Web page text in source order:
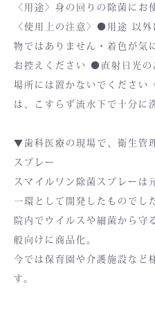
〈用途〉身の回りの除菌にお
〈使用上の注意〉●用途 以
物ではありません・着色が気
お控えください ●直射日光
場所には置かないでください
は、こすらず流水下で十分に
▼歯科医療の現場で、衛生管
スプレー
スマイルワン除菌スプレーは
一環として開発したものでし
院内でウイルスや細菌から守
般向けに商品化。
今では保育園や介護施設など
す。